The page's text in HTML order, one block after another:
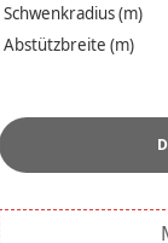
Schwenkradius (m)
Abstützbreite (m)